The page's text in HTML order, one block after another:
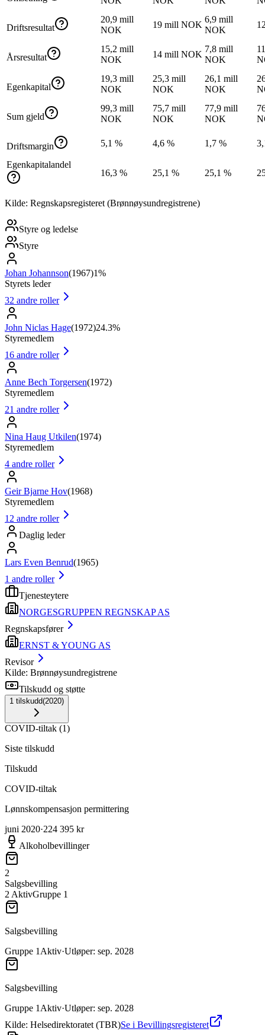
Driftsresultat
20,9 mill
NOK
19 mill NOK
6,9 mill
NOK
Årsresultat
15,2 mill
NOK
14 mill NOK
7,8 mill
NOK
Egenkapital
19,3 mill
NOK
25,3 mill
NOK
26,1 mill
NOK
Sum gjeld
99,3 mill
NOK
75,7 mill
NOK
77,9 mill
NOK
Driftsmargin 5,1 % 4,6 % 1,7 %
Egenkapitalandel
16,3 %
25,1 % 25,1 %
Kilde: Regnskapsregisteret (Brønnøysundregistrene)
Styre og ledelse
Styre
Johan Johannson(1967)1%
Styrets leder
32 andre roller
John Niclas Hage(1972)24.3%
Styremedlem
16 andre roller
Anne Bech Torgersen(1972)
Styremedlem
21 andre roller
Nina Haug Utkilen(1974)
Styremedlem
4 andre roller
Geir Bjarne Hov(1968)
Styremedlem
12 andre roller
Daglig leder
Lars Even Benrud(1965)
1 andre roller
Tjenesteytere
NORGESGRUPPEN REGNSKAP AS
Regnskapsfører
ERNST & YOUNG AS
Revisor
Kilde: Brønnøysundregistrene
Tilskudd og støtte
1 tilskudd(2020)
COVID-tiltak (1)
Siste tilskudd
Tilskudd
COVID-tiltak
Lønnskompensasjon permittering
juni 2020·224 395 kr
Alkoholbevillinger
2
Salgsbevilling
2 AktivGruppe 1
Salgsbevilling
Gruppe 1 Aktiv·Utløper: sep. 2028
Salgsbevilling
Gruppe 1 Aktiv·Utløper: sep. 2028
Kilde: Helsedirektoratet (TBR)Se i Bevillingsregisteret